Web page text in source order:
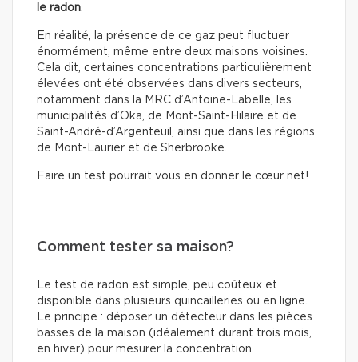
le radon
En réalité, la présence de ce gaz peut fluctuer
énormément, même entre deux maisons voisines.
Cela dit, certaines concentrations particulièrement
élevées ont été observées dans divers secteurs,
notamment dans la MRC d’Antoine-Labelle, les
municipalités d’Oka, de Mont-Saint-Hilaire et de
Saint-André-d’Argenteuil, ainsi que dans les régions
de Mont-Laurier et de Sherbrooke.
Faire un test pourrait vous en donner le cœur net!
Comment tester sa maison?
Le test de radon est simple, peu coûteux et
disponible dans plusieurs quincailleries ou en ligne.
Le principe : déposer un détecteur dans les pièces
basses de la maison (idéalement durant trois mois,
en hiver) pour mesurer la concentration.